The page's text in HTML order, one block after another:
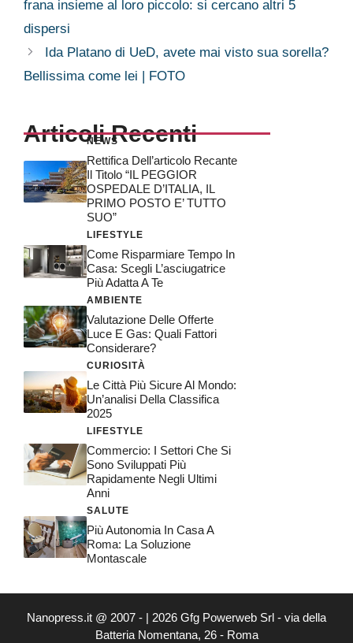
frana insieme al loro piccolo: si cercano altri 5
dispersi
Ida Platano di UeD, avete mai visto sua sorella?
Bellissima come lei | FOTO
Articoli Recenti
NEWS
Rettifica Dell’articolo Recante
Il Titolo “IL PEGGIOR
OSPEDALE D’ITALIA, IL
PRIMO POSTO E’ TUTTO
SUO”
LIFESTYLE
Come Risparmiare Tempo In
Casa: Scegli L’asciugatrice
Più Adatta A Te
AMBIENTE
Valutazione Delle Offerte
Luce E Gas: Quali Fattori
Considerare?
CURIOSITÀ
Le Città Più Sicure Al Mondo:
Un’analisi Della Classifica
2025
LIFESTYLE
Commercio: I Settori Che Si
Sono Sviluppati Più
Rapidamente Negli Ultimi
Anni
SALUTE
Più Autonomia In Casa A
Roma: La Soluzione
Montascale
Nanopress.it @ 2007 - | 2026 Gfg Powerweb Srl - via della
Batteria Nomentana, 26 - Roma